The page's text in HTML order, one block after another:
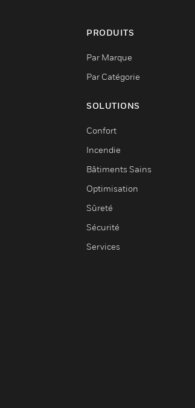
PRODUITS
Par Marque
Par Catégorie
SOLUTIONS
Confort
Incendie
Bâtiments Sains
Optimisation
Sûreté
Sécurité
Services